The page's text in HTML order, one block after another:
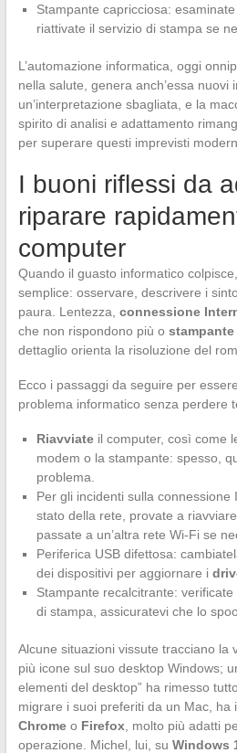
Stampante capricciosa:
riattivate il servizio di stampa se
L’automazione informatica, oggi
nella salute, genera anch’essa nuovi
un’interpretazione sbagliata, e la
spirito di analisi e adattamento
per superare questi imprevisti
I buoni riflessi da
riparare
computer
Quando il guasto informatico
semplice: osservare, descrivere i
paura. Lentezza, connessione
che non rispondono più o stampante
dettaglio orienta la risoluzione del
Ecco i passaggi da seguire per
problema informatico senza perdere
Riavviateil computer, così come
modem o la stampante: spesso,
problema.
Per gli incidenti sulla connessione
stato della rete, provate a
passate a un’altra rete Wi-Fi se
Periferica USB difettosa:
dei dispositivi per aggiornare i
Stampante recalcitrante:
di stampa, assicuratevi che lo
Alcune situazioni vissute tracciano la
più icone sul suo desktop Windows;
elementi del desktop” ha rimesso
migrare i suoi preferiti da un Mac, ha
Chromeo Firefox, molto più adatti
operazione. Michel, lui, su Windows